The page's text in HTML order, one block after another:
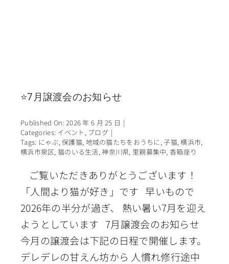
⭐7月譲渡会のお知らせ
Published On: 2026 年 6 月 25 日 |
Categories: イベント , ブログ |
Tags: にゃぶ,保護猫, 地域の猫たちをおうちに ,子猫,横浜市,
横浜市泉区, 猫のいる生活,神奈川県, 里親募集中,香箱座り
ご覧いただきありがとうございます！
「人間より猫が好き」です 早いもので
2026年の半分が過ぎ、 熱い暑い7月を迎え
ようとしています 7月譲渡会のお知らせ
今月の譲渡会は下記の日程で開催します。
デレデレの甘えん坊から 人慣れ修行途中